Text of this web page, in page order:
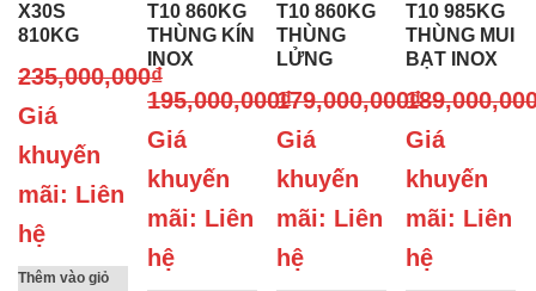
X30S
810KG
235,000,000₫
Giá
khuyến
mãi: Liên
hệ
Thêm vào giỏ
T10 860KG
THÙNG KÍN
INOX
195,000,000₫
Giá
khuyến
mãi: Liên
hệ
T10 860KG
THÙNG
LỬNG
179,000,000₫
Giá
khuyến
mãi: Liên
hệ
T10 985KG
THÙNG MUI
BẠT INOX
Giá
khuyến
mãi: Liên
hệ